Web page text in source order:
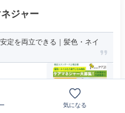
ジャー
定を両立できる｜髪色・ネイ
ちの方 ・介護支援専門員(ケ
気になる